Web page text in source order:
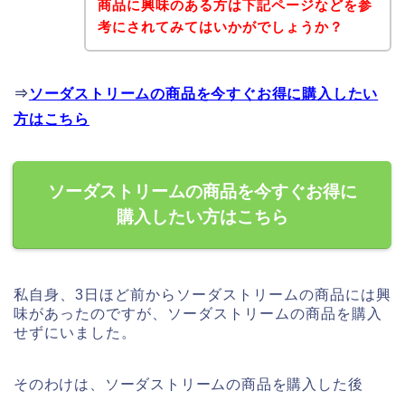
商品に興味のある方は下記ページなどを参
考にされてみてはいかがでしょうか？
⇒ ソーダストリームの商品を今すぐお得に購入したい
方はこちら
ソーダストリームの商品を今すぐお得に
購入したい方はこちら
私自身、3日ほど前からソーダストリームの商品には興
味があったのですが、ソーダストリームの商品を購入
せずにいました。
そのわけは、ソーダストリームの商品を購入した後